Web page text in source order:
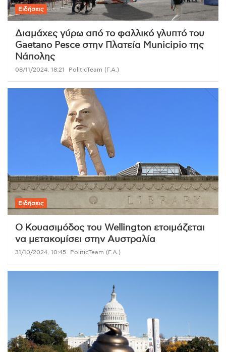
Ειδήσεις
Διαμάχες γύρω από το φαλλικό γλυπτό του
Gaetano Pesce στην Πλατεία Municipio της
Νάπολης
08/11/2024, 18:21 PoliticTeam (Γ.Α.)
Ειδήσεις
Ο Κουασιμόδος του Wellington ετοιμάζεται
να μετακομίσει στην Αυστραλία
31/10/2024, 10:45 PoliticTeam (Γ.Α.)